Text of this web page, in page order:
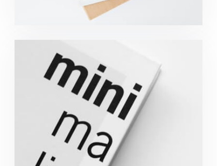
Minimalist Graphics Book